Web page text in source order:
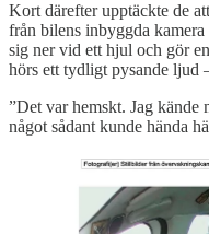
Kort därefter upptäckte de
från bilens inbyggda
sig ner vid ett hjul och gör
hörs ett tydligt pysande ljud
”Det var hemskt. Jag kände
något sådant kunde hända